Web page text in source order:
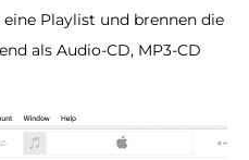
Playlist und brennen die
als Audio-CD, MP3-CD